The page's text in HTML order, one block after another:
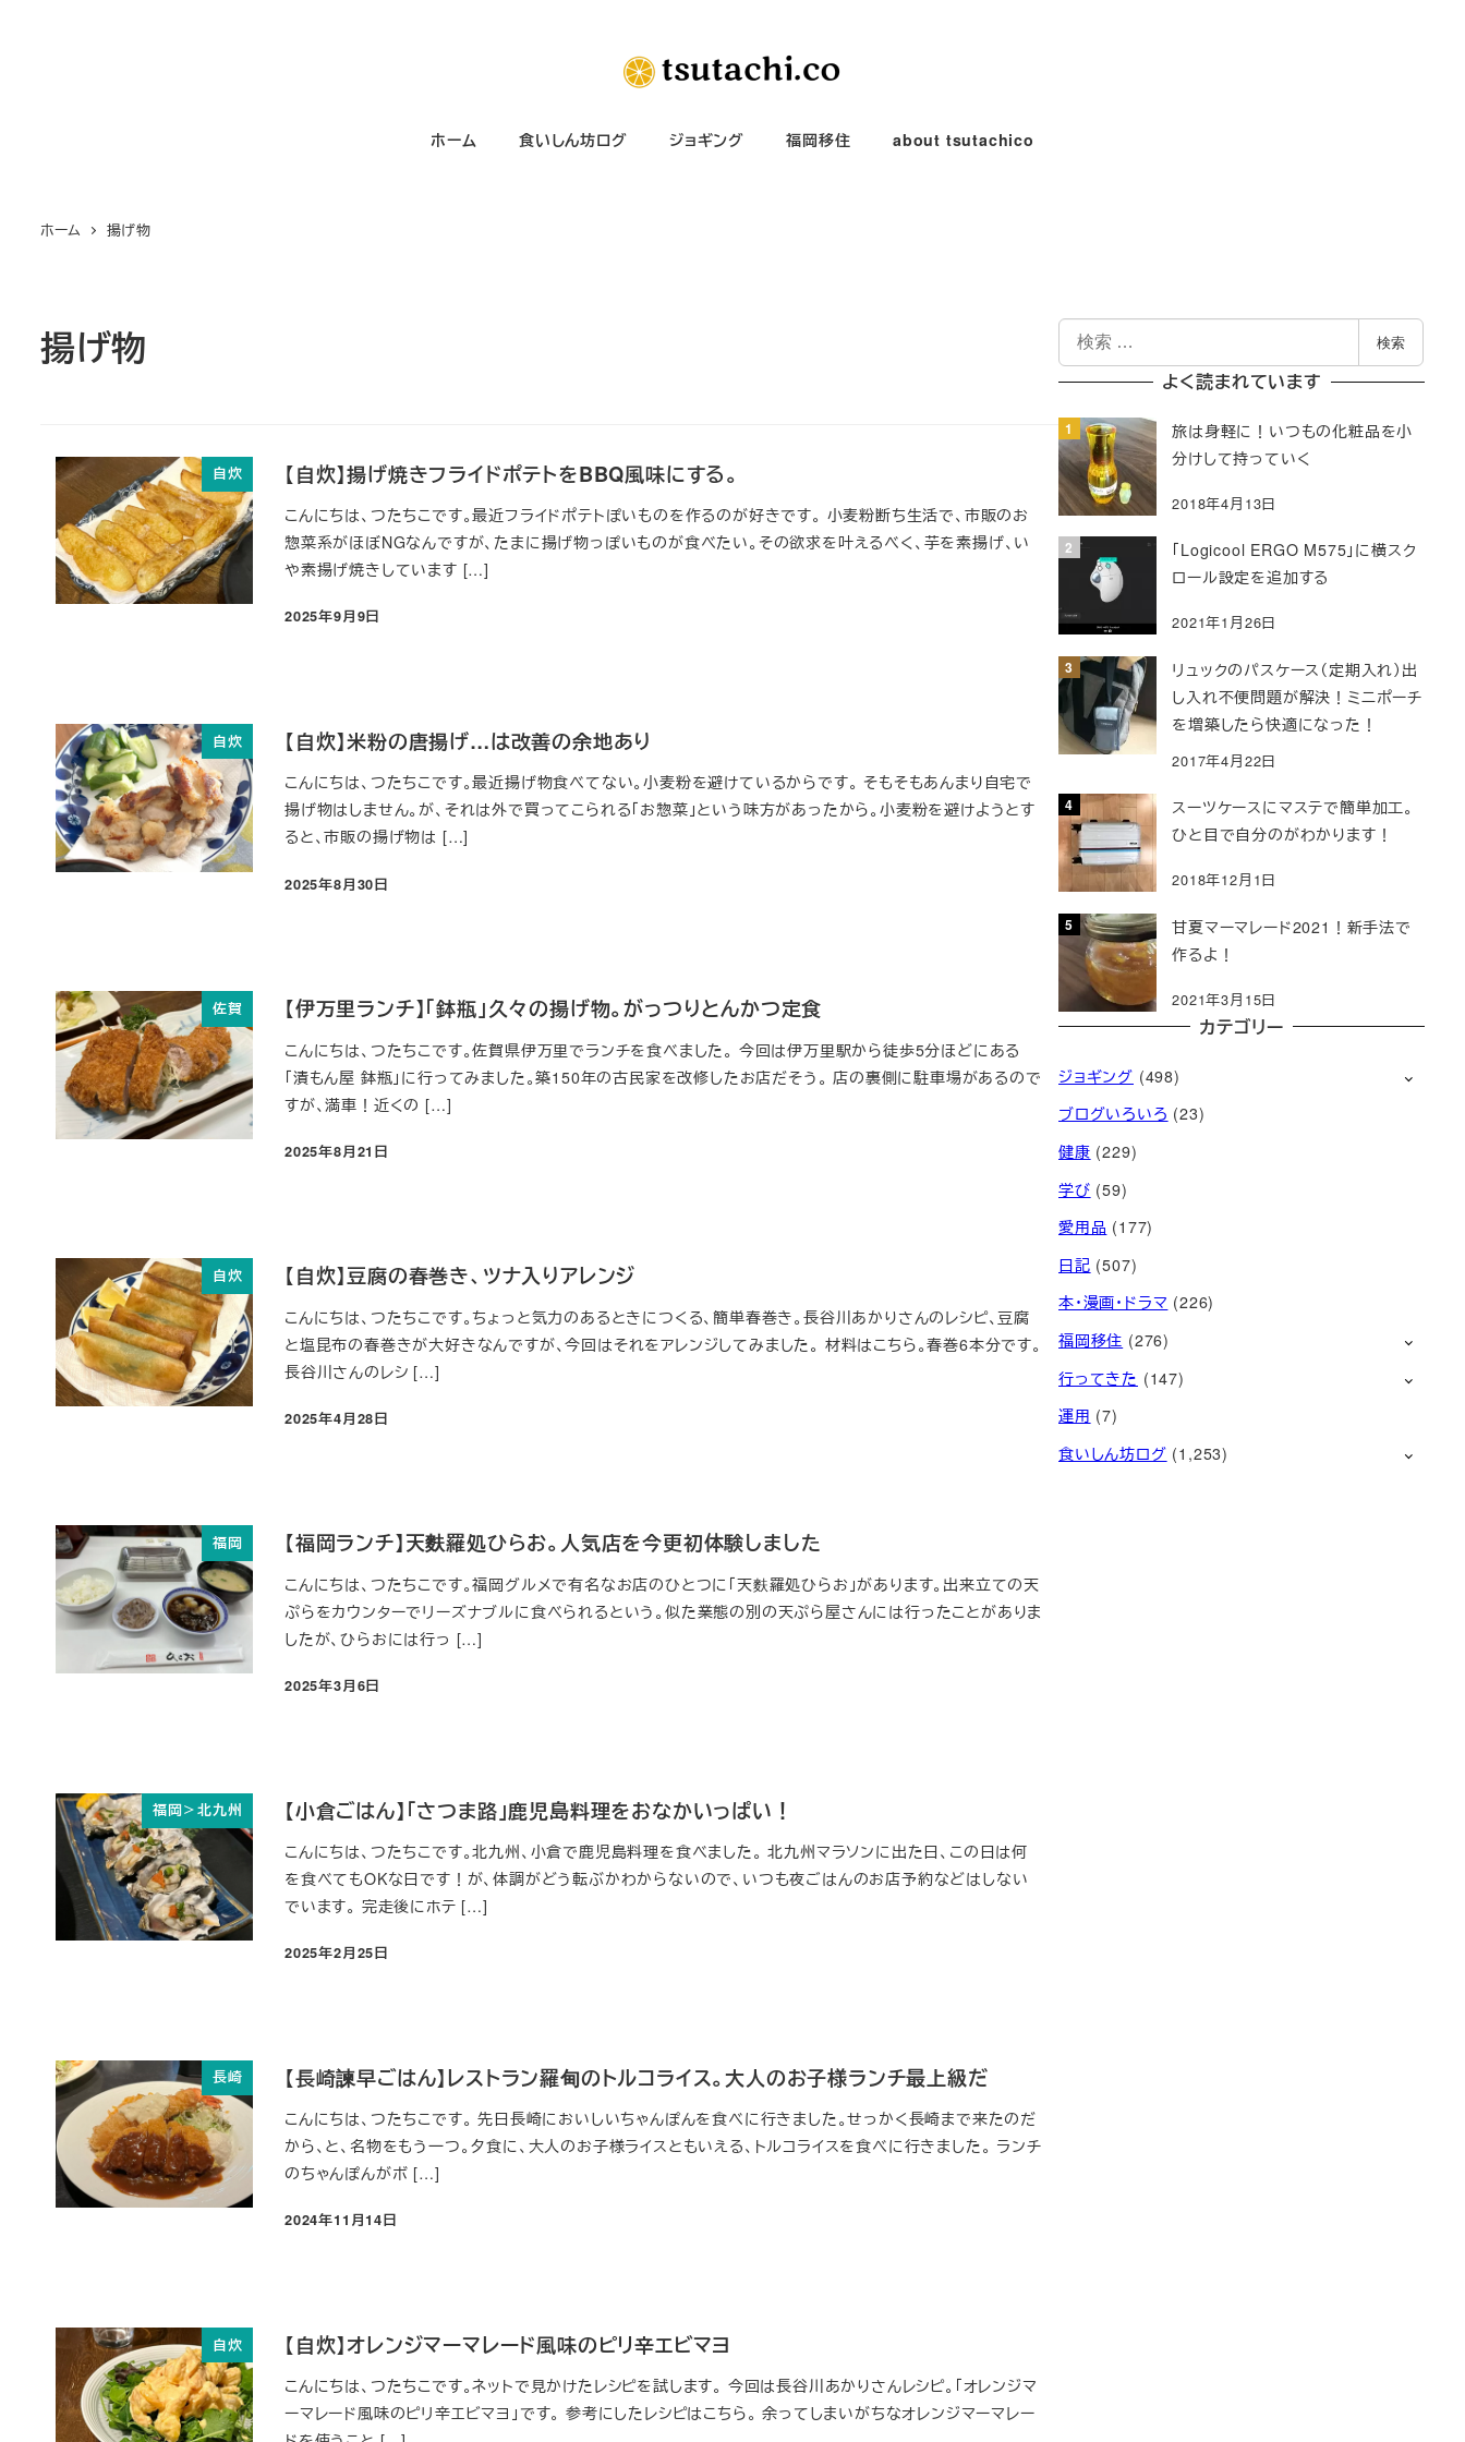
ホーム 食いしん坊ログ ジョギング 福岡移住 about tsutachico
ホーム 揚げ物
揚げ物
自炊 【自炊】揚げ焼きフライドポテトをBBQ風味にする。
こんにちは、つたちこです。最近フライドポテトぽいものを作るのが好きです。 小麦粉断ち生活で、市販のお
惣菜系がほぼNGなんですが、たまに揚げ物っぽいものが食べたい。その欲求を叶えるべく、芋を素揚げ、い
や素揚げ焼きしています […]
投稿日
2025年9月9日
自炊 【自炊】米粉の唐揚げ…は改善の余地あり
こんにちは、つたちこです。最近揚げ物食べてない。小麦粉を避けているからです。 そもそもあんまり自宅で
揚げ物はしません。が、それは外で買ってこられる「お惣菜」という味方があったから。小麦粉を避けようとす
ると、市販の揚げ物は […]
投稿日
2025年8月30日
佐賀 【伊万里ランチ】「鉢瓶」久々の揚げ物。がっつりとんかつ定食
こんにちは、つたちこです。佐賀県伊万里でランチを食べました。 今回は伊万里駅から徒歩5分ほどにある
「漬もん屋 鉢瓶」に行ってみました。築150年の古民家を改修したお店だそう。 店の裏側に駐車場があるので
すが、満車！近くの […]
投稿日
2025年8月21日
自炊 【自炊】豆腐の春巻き、ツナ入りアレンジ
こんにちは、つたちこです。ちょっと気力のあるときにつくる、簡単春巻き。長谷川あかりさんのレシピ、豆腐
と塩昆布の春巻きが大好きなんですが、今回はそれをアレンジしてみました。 材料はこちら。春巻6本分です。
長谷川さんのレシ […]
投稿日
2025年4月28日
福岡 【福岡ランチ】天麩羅処ひらお。人気店を今更初体験しました
こんにちは、つたちこです。福岡グルメで有名なお店のひとつに「天麩羅処ひらお」があります。出来立ての天
ぷらをカウンターでリーズナブルに食べられるという。似た業態の別の天ぷら屋さんには行ったことがありま
したが、ひらおには行っ […]
投稿日
2025年3月6日
福岡＞北九州 【小倉ごはん】「さつま路」鹿児島料理をおなかいっぱい！
こんにちは、つたちこです。北九州、小倉で鹿児島料理を食べました。 北九州マラソンに出た日、この日は何
を食べてもOKな日です！が、体調がどう転ぶかわからないので、いつも夜ごはんのお店予約などはしない
でいます。 完走後にホテ […]
投稿日
2025年2月25日
長崎 【長崎諫早ごはん】レストラン羅甸のトルコライス。大人のお子様ランチ最上級だ
こんにちは、つたちこです。 先日長崎においしいちゃんぽんを食べに行きました。せっかく長崎まで来たのだ
から、と、名物をもう一つ。夕食に、大人のお子様ライスともいえる、トルコライスを食べに行きました。 ランチ
のちゃんぽんがボ […]
投稿日
2024年11月14日
自炊 【自炊】オレンジマーマレード風味のピリ辛エビマヨ
こんにちは、つたちこです。ネットで見かけたレシピを試します。 今回は長谷川あかりさんレシピ。「オレンジマ
ーマレード風味のピリ辛エビマヨ」です。 参考にしたレシピはこちら。 余ってしまいがちなオレンジマーマレー
索
検索
よく読まれています
旅は身軽に！いつもの化粧品を小
分けして持っていく
2018年4月13日
「Logicool ERGO M575」に横スク
ロール設定を追加する
2021年1月26日
リュックのパスケース（定期入れ）出
し入れ不便問題が解決！ミニポーチ
を増築したら快適になった！
2017年4月22日
スーツケースにマステで簡単加工。
ひと目で自分のがわかります！
2018年12月1日
甘夏マーマレード2021！新手法で
作るよ！
2021年3月15日
カテゴリー
ジョギング (498)
ブログいろいろ (23)
健康 (229)
学び (59)
愛用品 (177)
日記 (507)
本・漫画・ドラマ (226)
福岡移住 (276)
行ってきた (147)
運用 (7)
食いしん坊ログ (1,253)